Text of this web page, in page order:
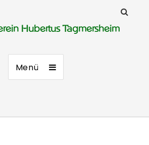
Hubertus Tagmersheim
Menü